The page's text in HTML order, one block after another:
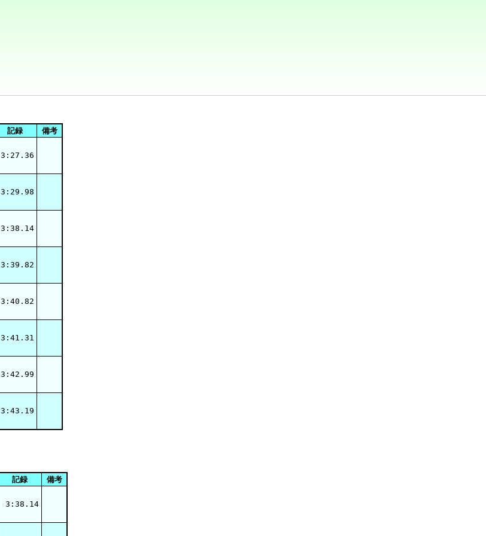
記録 備考
3:27.36
3:29.98
3:38.14
3:39.82
3:40.82
3:41.31
3:42.99
3:43.19
記録 備考
3:38.14